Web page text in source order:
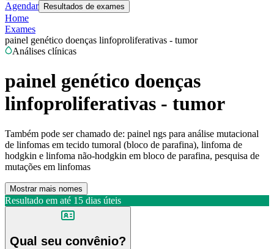
Agendar Resultados de exames
Home
Exames
painel genético doenças linfoproliferativas - tumor
Análises clínicas
painel genético doenças
linfoproliferativas - tumor
Também pode ser chamado de: painel ngs para análise mutacional
de linfomas em tecido tumoral (bloco de parafina), linfoma de
hodgkin e linfoma não-hodgkin em bloco de parafina, pesquisa de
mutações em linfomas
Mostrar mais nomes
Resultado em até 15 dias úteis
Qual seu convênio?